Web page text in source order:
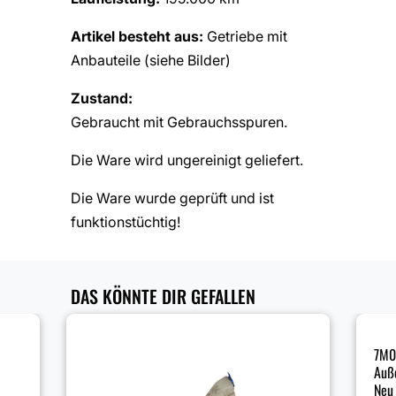
Artikel besteht aus: Getriebe mit
Anbauteile (siehe Bilder)
Zustand:
Gebraucht mit Gebrauchsspuren.
Die Ware wird ungereinigt geliefert.
Die Ware wurde geprüft und ist
funktionstüchtig!
DAS KÖNNTE DIR GEFALLEN
Neu